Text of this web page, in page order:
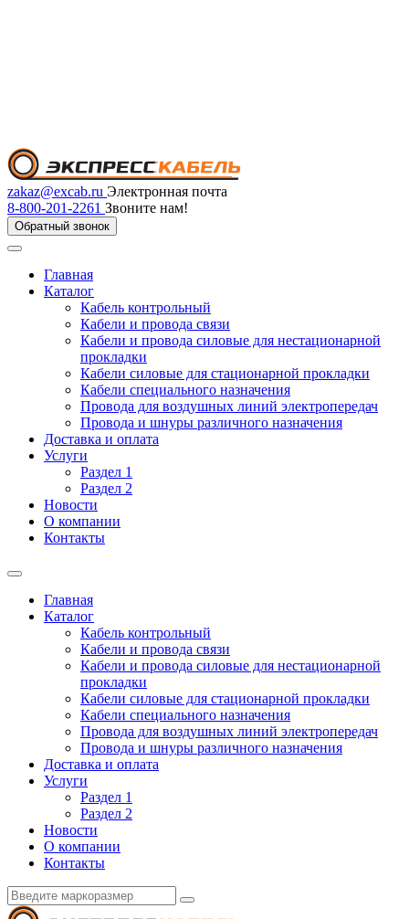
zakaz@excab.ru Электронная почта
8-800-201-2261 Звоните нам!
Обратный звонок
Главная
Каталог
Кабель контрольный
Кабели и провода связи
Кабели и провода силовые для нестационарной
прокладки
Кабели силовые для стационарной прокладки
Кабели специального назначения
Провода для воздушных линий электропередач
Провода и шнуры различного назначения
Доставка и оплата
Услуги
Раздел 1
Раздел 2
Новости
О компании
Контакты
Главная
Каталог
Кабель контрольный
Кабели и провода связи
Кабели и провода силовые для нестационарной
прокладки
Кабели силовые для стационарной прокладки
Кабели специального назначения
Провода для воздушных линий электропередач
Провода и шнуры различного назначения
Доставка и оплата
Услуги
Раздел 1
Раздел 2
Новости
О компании
Контакты